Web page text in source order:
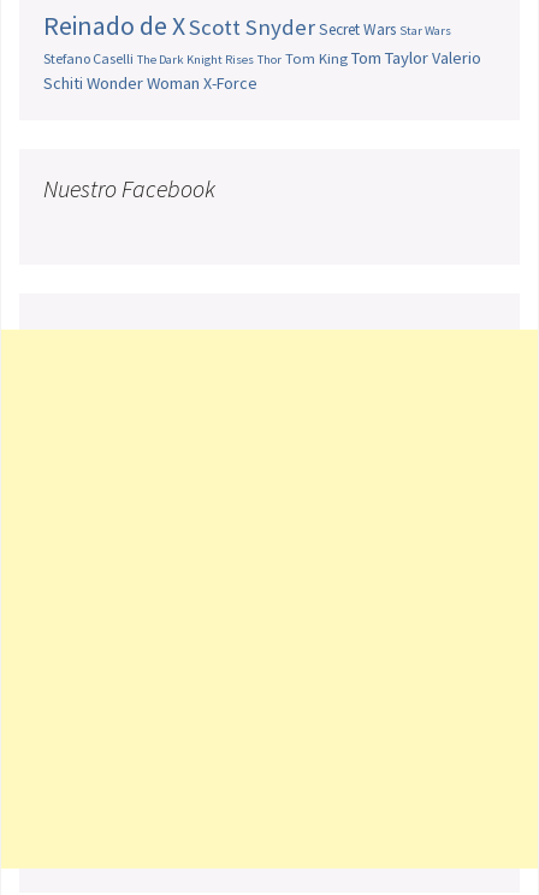
Reinado de XScott SnyderSecret Wars Star Wars
Stefano Caselli The Dark Knight Rises Thor Tom King Tom TaylorValerio
Schiti Wonder Woman X-Force
Nuestro Facebook